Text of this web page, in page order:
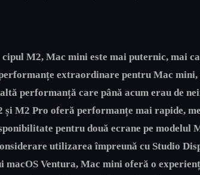
cipul M2, Mac mini este mai puternic, mai
extraordinare pentru Mac
performanță care până acum erau de
și M2 Pro oferă performanțe mai rapide,
pentru două ecrane pe modelul
utilizarea împreună cu Studio
macOS Ventura, Mac mini oferă o